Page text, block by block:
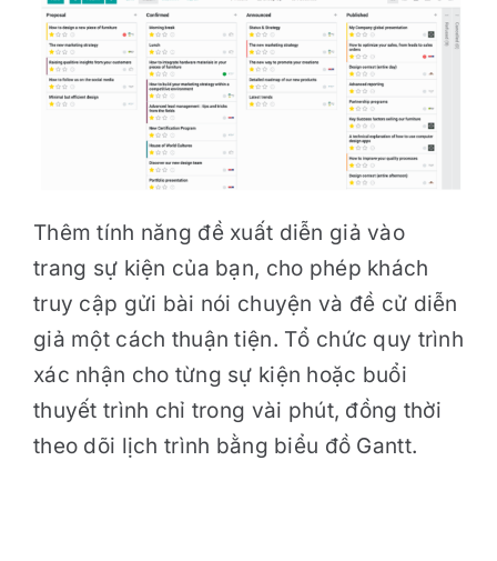
Thêm tính năng đề xuất diễn giả vào
trang sự kiện của bạn, cho phép khách
truy cập gửi bài nói chuyện và đề cử diễn
giả một cách thuận tiện. Tổ chức quy trình
xác nhận cho từng sự kiện hoặc buổi
thuyết trình chỉ trong vài phút, đồng thời
theo dõi lịch trình bằng biểu đồ Gantt.